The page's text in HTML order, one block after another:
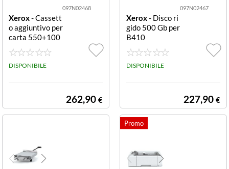
097N02468
Xerox- Cassett
o aggiuntivo per
carta 550+100
fogli 550 sheet
+ 100 sheet Du
al Tray C410/C
DISPONIBILE
262,90 €
097N02467
Xerox- Disco ri
gido 500 Gb per
B410
DISPONIBILE
227,90 €